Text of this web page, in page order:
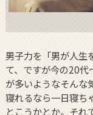
男子力を「男が人生
て、ですが今の20
が多いようなそんな
寝れるなら一日寝
とこうかとか。それ